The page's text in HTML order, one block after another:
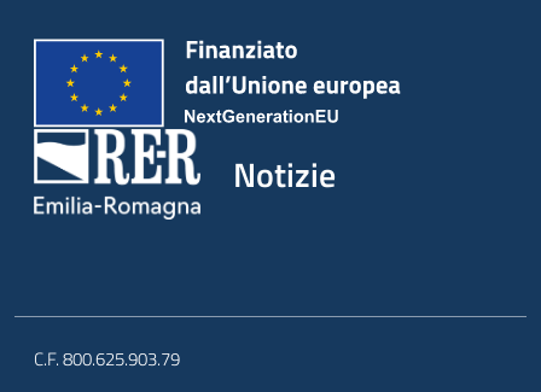
Notizie
C.F. 800.625.903.79